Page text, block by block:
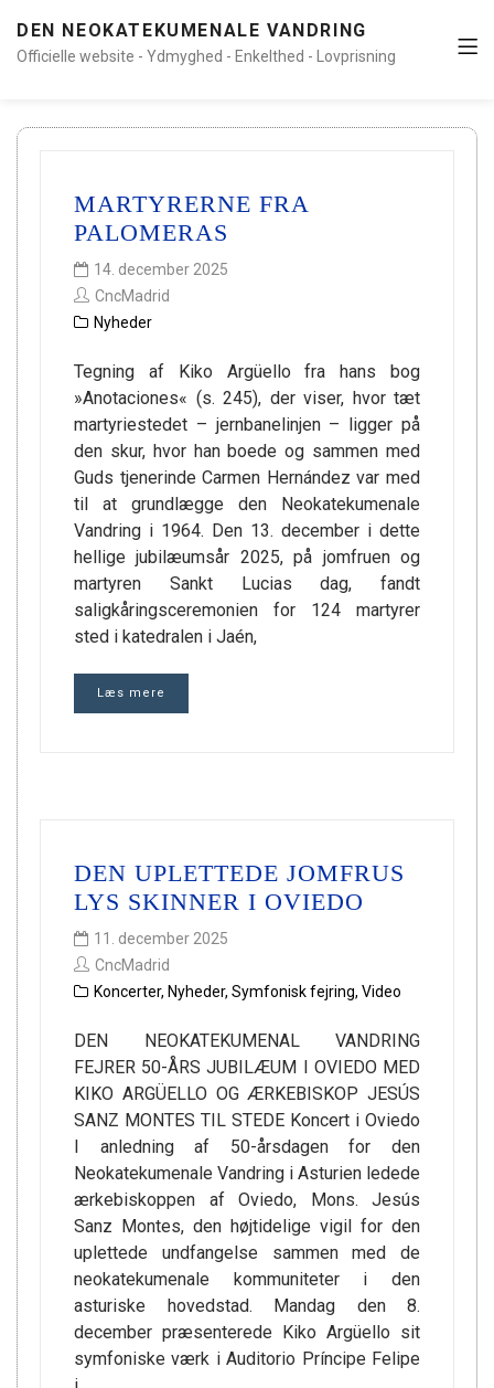
DEN NEOKATEKUMENALE VANDRING
Officielle website - Ydmyghed - Enkelthed - Lovprisning
MARTYRERNE FRA
PALOMERAS
14. december 2025
CncMadrid
Nyheder
Tegning af Kiko Argüello fra hans bog
»Anotaciones« (s. 245), der viser, hvor tæt
martyriestedet – jernbanelinjen – ligger på
den skur, hvor han boede og sammen med
Guds tjenerinde Carmen Hernández var med
til at grundlægge den Neokatekumenale
Vandring i 1964. Den 13. december i dette
hellige jubilæumsår 2025, på jomfruen og
martyren Sankt Lucias dag, fandt
saligkåringsceremonien for 124 martyrer
sted i katedralen i Jaén,
Læs mere
DEN UPLETTEDE JOMFRUS
LYS SKINNER I OVIEDO
11. december 2025
CncMadrid
Koncerter, Nyheder, Symfonisk fejring, Video
DEN NEOKATEKUMENAL VANDRING
FEJRER 50-ÅRS JUBILÆUM I OVIEDO MED
KIKO ARGÜELLO OG ÆRKEBISKOP JESÚS
SANZ MONTES TIL STEDE Koncert i Oviedo
I anledning af 50-årsdagen for den
Neokatekumenale Vandring i Asturien ledede
ærkebiskoppen af Oviedo, Mons. Jesús
Sanz Montes, den højtidelige vigil for den
uplettede undfangelse sammen med de
neokatekumenale kommuniteter i den
asturiske hovedstad. Mandag den 8.
december præsenterede Kiko Argüello sit
symfoniske værk i Auditorio Príncipe Felipe